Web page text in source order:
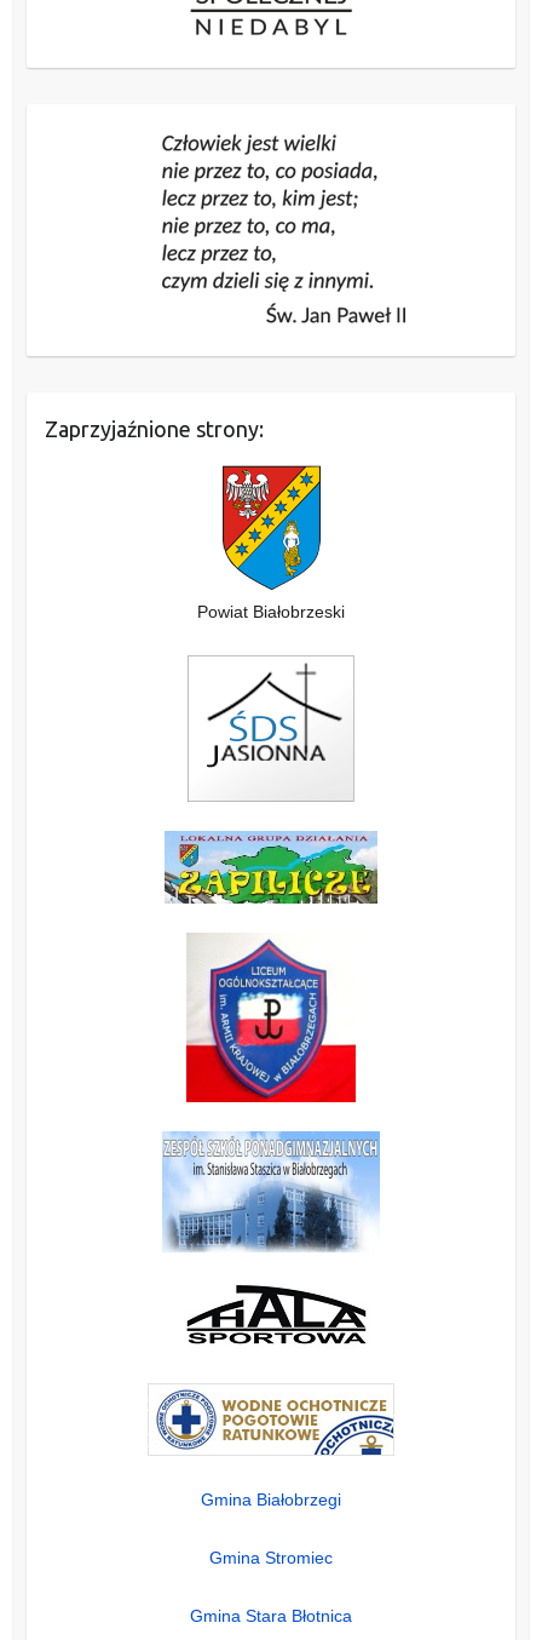
Zaprzyjaźnione strony:
Powiat Białobrzeski
Gmina Białobrzegi
Gmina Stromiec
Gmina Stara Błotnica